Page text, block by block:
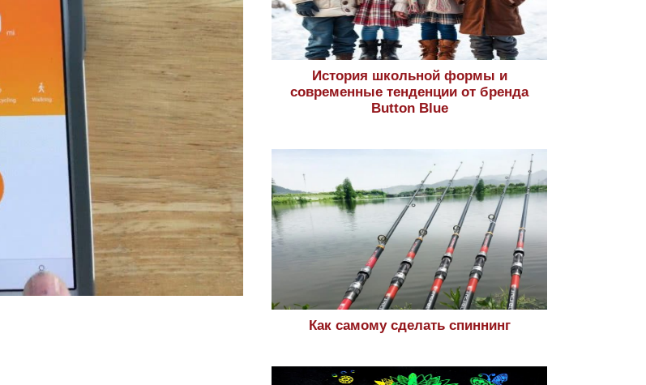
История школьной формы и
современные тенденции от бренда
Button Blue
Как самому сделать спиннинг